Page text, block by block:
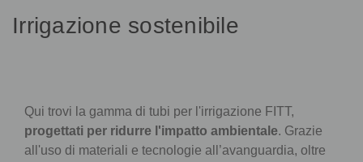
Irrigazione sostenibile
Qui trovi la gamma di tubi per l'irrigazione FITT,
progettati per ridurre l'impatto ambientale. Grazie
all'uso di materiali e tecnologie all’avanguardia, oltre